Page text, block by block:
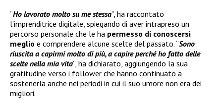
“Ho lavorato molto su me stessa”, ha raccontato
l’imprenditrice digitale, spiegando di aver intrapreso un
percorso personale che le ha permesso di conoscersi
meglio e comprendere alcune scelte del passato. “Sono
riuscita a capirmi molto di più, a capire perché ho fatto delle
scelte nella mia vita”, ha dichiarato, aggiungendo la sua
gratitudine verso i follower che hanno continuato a
sostenerla anche nei periodi in cui il suo umore non era dei
migliori.